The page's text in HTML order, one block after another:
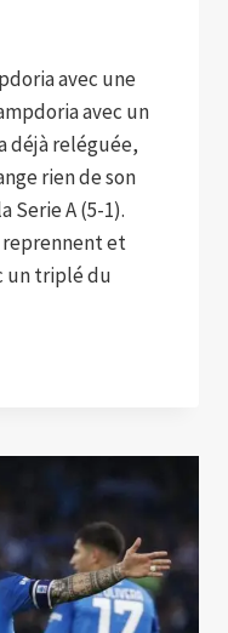
avec une
avec un
déjà reléguée,
rien de son
Serie A (5-1).
reprennent et
un triplé du